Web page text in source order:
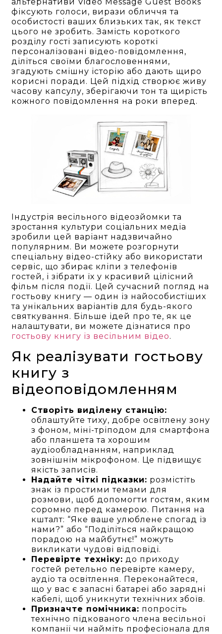
фіксують голоси, вирази обличчя та
особистості ваших близьких так, як текст
цього не зробить. Замість короткого
розділу гості записують короткі
персоналізовані відео-повідомлення,
діліться своїми благословеннями,
згадують смішну історію або дають щиро
корисні поради. Цей підхід створює живу
часову капсулу, зберігаючи тон та щирість
кожного повідомлення на роки вперед.
Індустрія весільного відеозйомки та
зростання культури соціальних медіа
зробили цей варіант надзвичайно
популярним. Ви можете розгорнути
спеціальну відео-стійку або використати
сервіс, що збирає кліпи з телефонів
гостей, і зібрати їх у красивий цілісний
фільм після події. Цей сучасний погляд на
гостьову книгу — один із найособистіших
та унікальних варіантів для будь-якого
святкування. Більше ідей про те, як це
налаштувати, ви можете дізнатися про
гостьову книгу із весільним відео.
Як реалізувати гостьову
книгу з
відеоповідомленням
Створіть виділену станцію:
облаштуйте тиху, добре освітлену зону
з фоном, міні-тріподом для смартфона
або планшета та хорошим
аудіообладнанням, наприклад
зовнішнім мікрофоном. Це підвищує
якість записів.
Надайте чіткі підказки: розмістіть
знак із простими темами для
розмови, щоб допомогти гостям, яким
соромно перед камерою. Питання на
кшталт: “Яке ваше улюблене спогад із
нами?” або “Поділіться найкращою
порадою на майбутнє!” можуть
викликати чудові відповіді.
Перевірте техніку: до приходу
гостей ретельно перевірте камеру,
аудіо та освітлення. Переконайтеся,
що у вас є запасні батареї або зарядні
кабелі, щоб уникнути технічних збоїв.
Призначте помічника: попросіть
технічно підкованого члена весільної
компанії чи найміть професіонала для